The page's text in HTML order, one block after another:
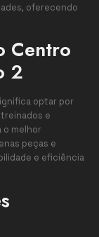
oferecendo
Centro
2
optar por
e
melhor
peças e
e eficiência